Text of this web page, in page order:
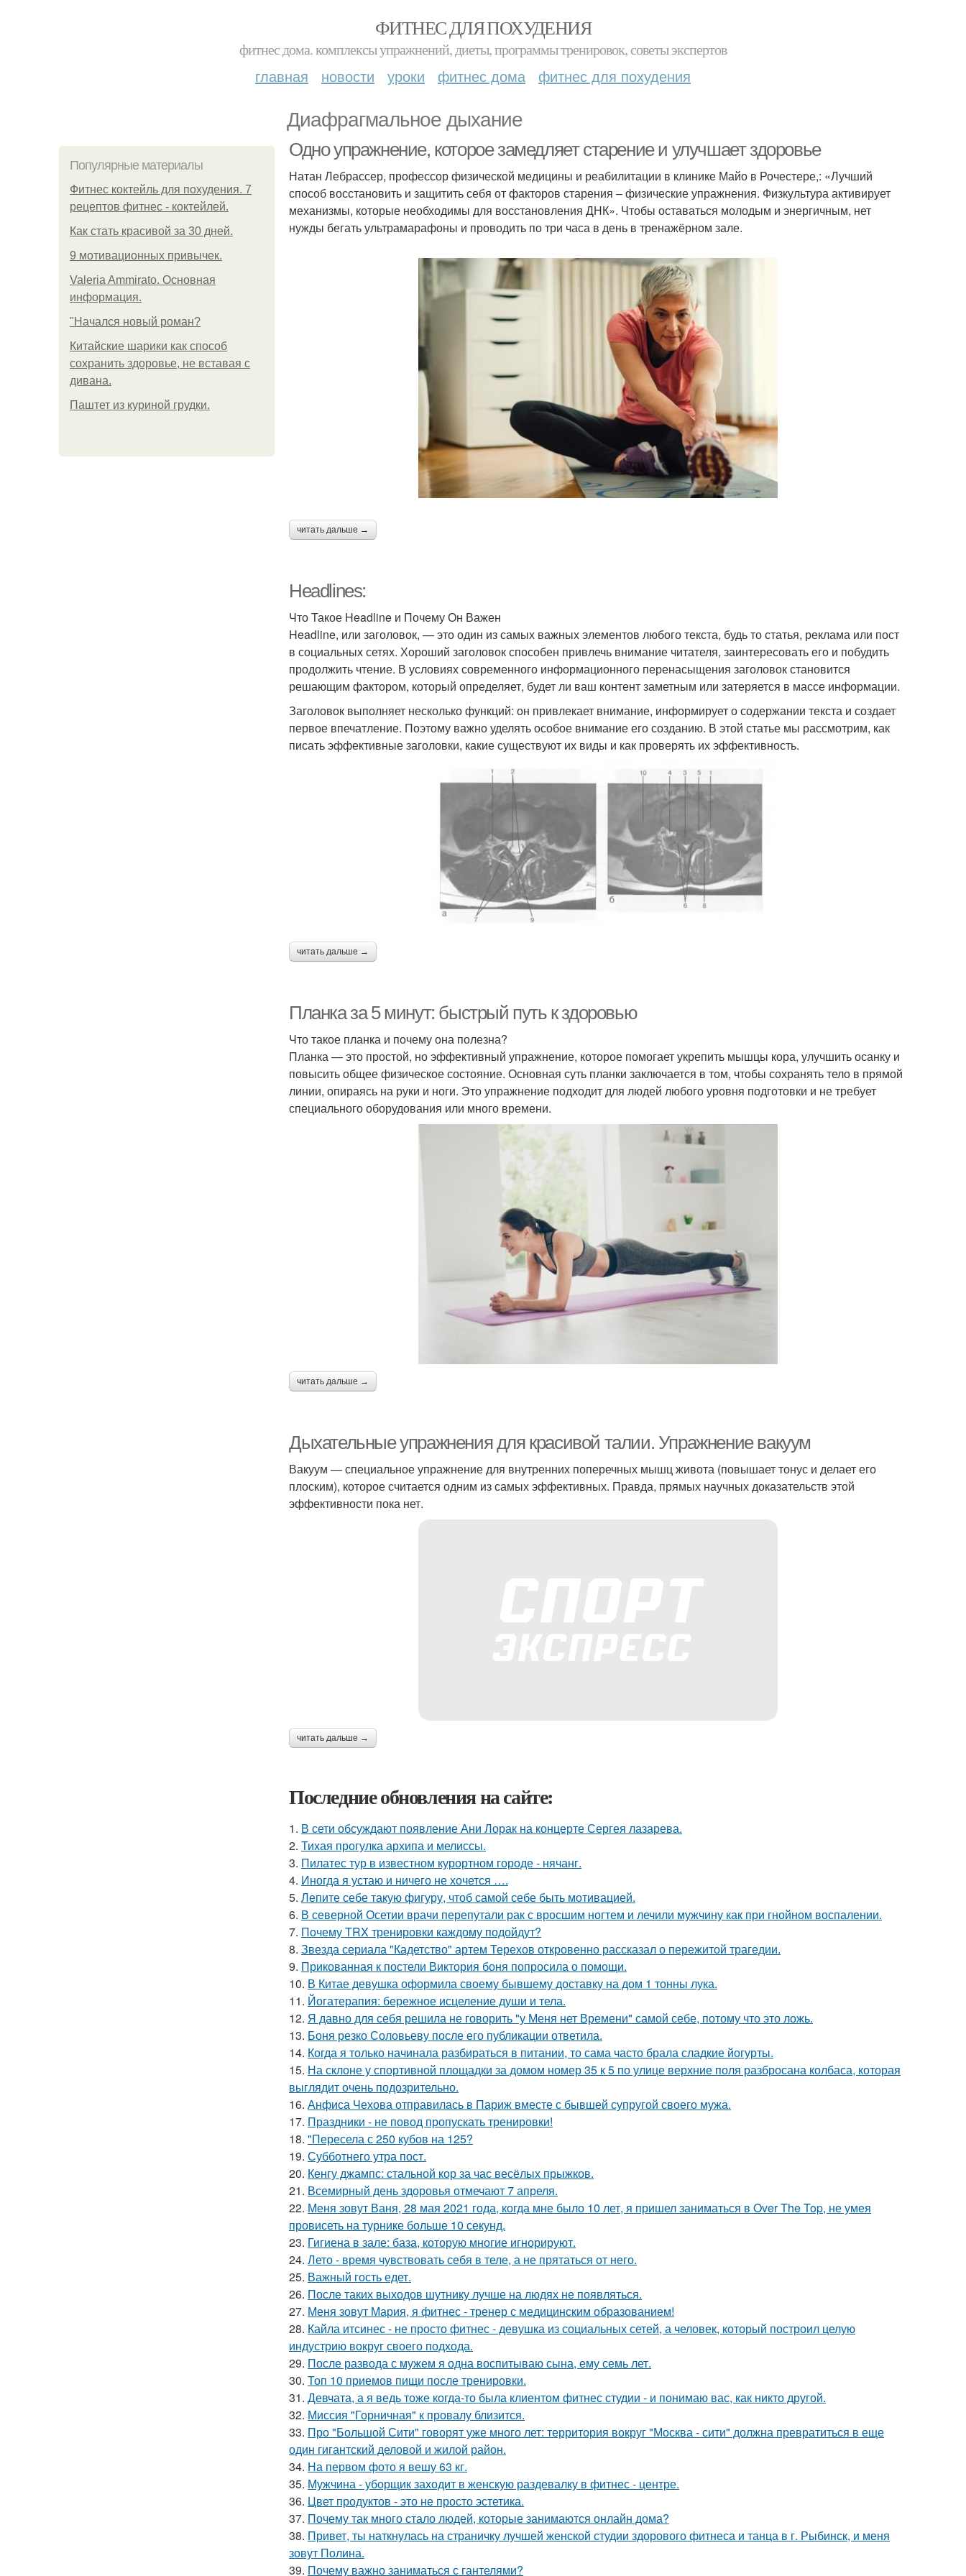
ФИТНЕС ДЛЯ ПОХУДЕНИЯ
фитнес дома. комплексы упражнений, диеты, программы тренировок, советы экспертов
главная новости уроки фитнес дома фитнес для похудения
Диафрагмальное дыхание
Популярные материалы
Фитнес коктейль для похудения. 7
рецептов фитнес - коктейлей.
Как стать красивой за 30 дней.
9 мотивационных привычек.
Valeria Ammirato. Основная
информация.
"Начался новый роман?
Китайские шарики как способ
сохранить здоровье, не вставая с
дивана.
Паштет из куриной грудки.
Одно упражнение, которое замедляет старение и улучшает здоровье
Натан Лебрассер, профессор физической медицины и реабилитации в клинике Майо в Рочестере,: «Лучший
способ восстановить и защитить себя от факторов старения – физические упражнения. Физкультура активирует
механизмы, которые необходимы для восстановления ДНК». Чтобы оставаться молодым и энергичным, нет
нужды бегать ультрамарафоны и проводить по три часа в день в тренажёрном зале.
читать дальше →
Headlines:
Что Такое Headline и Почему Он Важен
Headline, или заголовок, — это один из самых важных элементов любого текста, будь то статья, реклама или пост
в социальных сетях. Хороший заголовок способен привлечь внимание читателя, заинтересовать его и побудить
продолжить чтение. В условиях современного информационного перенасыщения заголовок становится
решающим фактором, который определяет, будет ли ваш контент заметным или затеряется в массе информации.
Заголовок выполняет несколько функций: он привлекает внимание, информирует о содержании текста и создает
первое впечатление. Поэтому важно уделять особое внимание его созданию. В этой статье мы рассмотрим, как
писать эффективные заголовки, какие существуют их виды и как проверять их эффективность.
читать дальше →
Планка за 5 минут: быстрый путь к здоровью
Что такое планка и почему она полезна?
Планка — это простой, но эффективный упражнение, которое помогает укрепить мышцы кора, улучшить осанку и
повысить общее физическое состояние. Основная суть планки заключается в том, чтобы сохранять тело в прямой
линии, опираясь на руки и ноги. Это упражнение подходит для людей любого уровня подготовки и не требует
специального оборудования или много времени.
читать дальше →
Дыхательные упражнения для красивой талии. Упражнение вакуум
Вакуум — специальное упражнение для внутренних поперечных мышц живота (повышает тонус и делает его
плоским), которое считается одним из самых эффективных. Правда, прямых научных доказательств этой
эффективности пока нет.
читать дальше →
Последние обновления на сайте:
1. В сети обсуждают появление Ани Лорак на концерте Сергея лазарева.
2. Тихая прогулка архипа и мелиссы.
3. Пилатес тур в известном курортном городе - нячанг.
4. Иногда я устаю и ничего не хочется ….
5. Лепите себе такую фигуру, чтоб самой себе быть мотивацией.
6. В северной Осетии врачи перепутали рак с вросшим ногтем и лечили мужчину как при гнойном воспалении.
7. Почему TRX тренировки каждому подойдут?
8. Звезда сериала "Кадетство" артем Терехов откровенно рассказал о пережитой трагедии.
9. Прикованная к постели Виктория боня попросила о помощи.
10. В Китае девушка оформила своему бывшему доставку на дом 1 тонны лука.
11. Йогатерапия: бережное исцеление души и тела.
12. Я давно для себя решила не говорить "у Меня нет Времени" самой себе, потому что это ложь.
13. Боня резко Соловьеву после его публикации ответила.
14. Когда я только начинала разбираться в питании, то сама часто брала сладкие йогурты.
15. На склоне у спортивной площадки за домом номер 35 к 5 по улице верхние поля разбросана колбаса, которая
выглядит очень подозрительно.
16. Анфиса Чехова отправилась в Париж вместе с бывшей супругой своего мужа.
17. Праздники - не повод пропускать тренировки!
18. "Пересела с 250 кубов на 125?
19. Субботнего утра пост.
20. Кенгу джампс: стальной кор за час весёлых прыжков.
21. Всемирный день здоровья отмечают 7 апреля.
22. Меня зовут Ваня, 28 мая 2021 года, когда мне было 10 лет, я пришел заниматься в Over The Top, не умея
провисеть на турнике больше 10 секунд.
23. Гигиена в зале: база, которую многие игнорируют.
24. Лето - время чувствовать себя в теле, а не прятаться от него.
25. Важный гость едет.
26. После таких выходов шутнику лучше на людях не появляться.
27. Меня зовут Мария, я фитнес - тренер с медицинским образованием!
28. Кайла итсинес - не просто фитнес - девушка из социальных сетей, а человек, который построил целую
индустрию вокруг своего подхода.
29. После развода с мужем я одна воспитываю сына, ему семь лет.
30. Топ 10 приемов пищи после тренировки.
31. Девчата, а я ведь тоже когда-то была клиентом фитнес студии - и понимаю вас, как никто другой.
32. Миссия "Горничная" к провалу близится.
33. Про "Большой Сити" говорят уже много лет: территория вокруг "Москва - сити" должна превратиться в еще
один гигантский деловой и жилой район.
34. На первом фото я вешу 63 кг.
35. Мужчина - уборщик заходит в женскую раздевалку в фитнес - центре.
36. Цвет продуктов - это не просто эстетика.
37. Почему так много стало людей, которые занимаются онлайн дома?
38. Привет, ты наткнулась на страничку лучшей женской студии здорового фитнеса и танца в г. Рыбинск, и меня
зовут Полина.
39. Почему важно заниматься с гантелями?